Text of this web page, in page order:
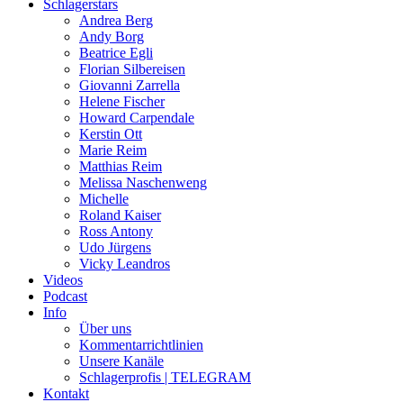
Schlagerstars
Andrea Berg
Andy Borg
Beatrice Egli
Florian Silbereisen
Giovanni Zarrella
Helene Fischer
Howard Carpendale
Kerstin Ott
Marie Reim
Matthias Reim
Melissa Naschenweng
Michelle
Roland Kaiser
Ross Antony
Udo Jürgens
Vicky Leandros
Videos
Podcast
Info
Über uns
Kommentarrichtlinien
Unsere Kanäle
Schlagerprofis | TELEGRAM
Kontakt